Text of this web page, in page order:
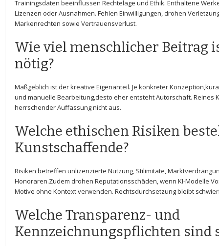
Trainingsdaten⁣ beeinflussen Rechtelage und Ethik. Enthaltene
Lizenzen oder Ausnahmen. Fehlen ‌Einwilligungen, drohen
Markenrechten ⁤sowie Vertrauensverlust.
Wie⁣ viel menschlicher Beitrag
nötig?
Maßgeblich ist der kreative Eigenanteil. Je ⁢konkreter
und manuelle Bearbeitung,desto eher entsteht Autorschaft. Reines
herrschender Auffassung nicht aus.
Welche ethischen Risiken
Kunstschaffende?
Risiken betreffen unlizenzierte Nutzung, Stilimitate,
Honoraren.Zudem drohen ⁤Reputationsschäden, wenn KI-Modelle
Motive ohne Kontext verwenden. Rechtsdurchsetzung bleibt
Welche Transparenz- und
Kennzeichnungspflichten sind